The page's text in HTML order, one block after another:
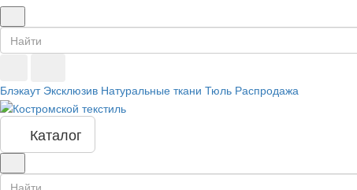
Блэкаут Эксклюзив Натуральные ткани Тюль Распродажа
Каталог